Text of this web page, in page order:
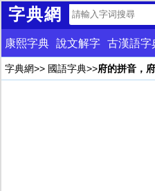
字典網
康熙字典 說文解字 古漢語字
字典網>> 國語字典>>府的拼音，